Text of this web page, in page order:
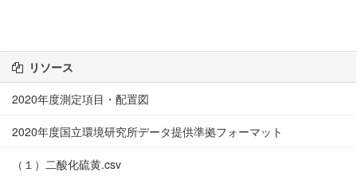
リソース
2020年度測定項目・配置図
2020年度国立環境研究所データ提供準拠フォーマット
（１）二酸化硫黄.csv